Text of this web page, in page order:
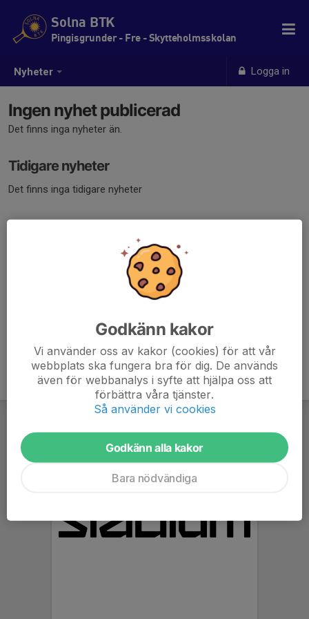
Nyheter Logga in
Solna BTK
Pingisgrunder - Fre - Skytteholmsskolan
Ingen nyhet publicerad
Det finns inga nyheter än.
Tidigare nyheter
Det finns inga tidigare nyheter
Godkänn kakor
Vi använder oss av kakor (cookies) för att vår
webbplats ska fungera bra för dig. De används
även för webbanalys i syfte att hjälpa oss att
förbättra våra tjänster.
Så använder vi cookies
Godkänn alla kakor
Bara nödvändiga